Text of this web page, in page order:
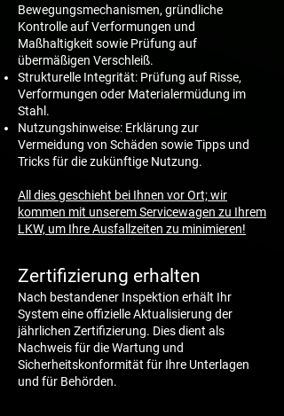
Bewegungsmechanismen, gründliche
Kontrolle auf Verformungen und
Maßhaltigkeit sowie Prüfung auf
übermäßigen Verschleiß.
Strukturelle Integrität: Prüfung auf Risse,
Verformungen oder Materialermüdung im
Stahl.
Nutzungshinweise: Erklärung zur
Vermeidung von Schäden sowie Tipps und
Tricks für die zukünftige Nutzung.
All dies geschieht bei Ihnen vor Ort; wir
kommen mit unserem Servicewagen zu Ihrem
LKW, um Ihre Ausfallzeiten zu minimieren!
Zertifizierung erhalten
Nach bestandener Inspektion erhält Ihr
System eine offizielle Aktualisierung der
jährlichen Zertifizierung. Dies dient als
Nachweis für die Wartung und
Sicherheitskonformität für Ihre Unterlagen
und für Behörden.